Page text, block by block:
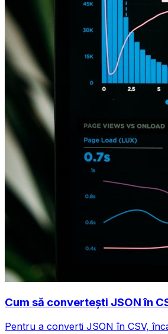
Cum să convertești JSON în
Pentru a converti JSON în CSV,